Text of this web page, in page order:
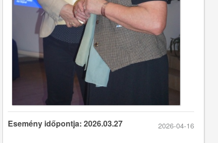
Esemény időpontja: 2026.03.27 2026-04-16